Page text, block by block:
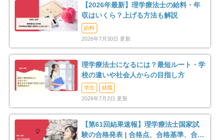
松原市 27 大東市 33
和泉市 35
柏原市 羽曳野市
門真市 69 摂津市
東大阪市 184 泉南市 10
【2026年最新】理学療法士の給料・年
収はいくら？上げる方法も解説
給料
2026年7月30日 更新
理学療法士になるには？最短ルート・学
校の違いや社会人からの目指し方
学生
就職
2026年7月2日 更新
【第61回結果速報】理学療法士国家試
験の合格発表 | 合格点、合格基準、合格